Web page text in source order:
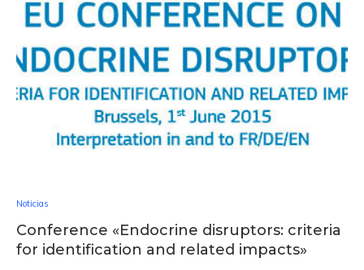
Noticias
Conference «Endocrine disruptors: criteria
for identification and related impacts»